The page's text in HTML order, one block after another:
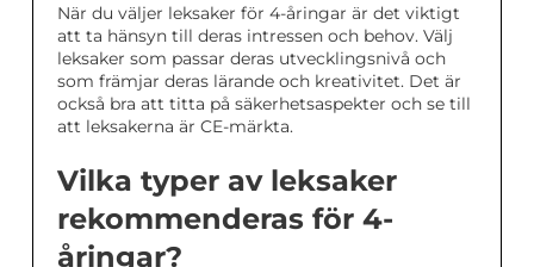
När du väljer leksaker för 4-åringar är det viktigt
att ta hänsyn till deras intressen och behov. Välj
leksaker som passar deras utvecklingsnivå och
som främjar deras lärande och kreativitet. Det är
också bra att titta på säkerhetsaspekter och se till
att leksakerna är CE-märkta.
Vilka typer av leksaker
rekommenderas för 4-
åringar?